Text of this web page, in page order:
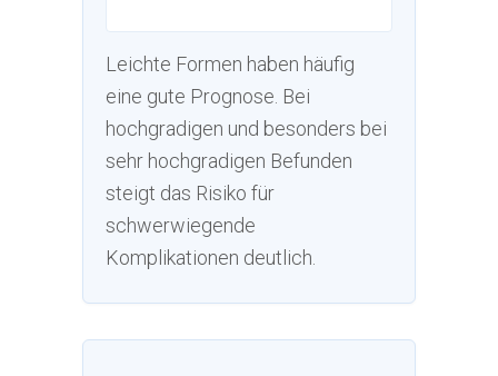
Leichte Formen haben häufig
eine gute Prognose. Bei
hochgradigen und besonders bei
sehr hochgradigen Befunden
steigt das Risiko für
schwerwiegende
Komplikationen deutlich.